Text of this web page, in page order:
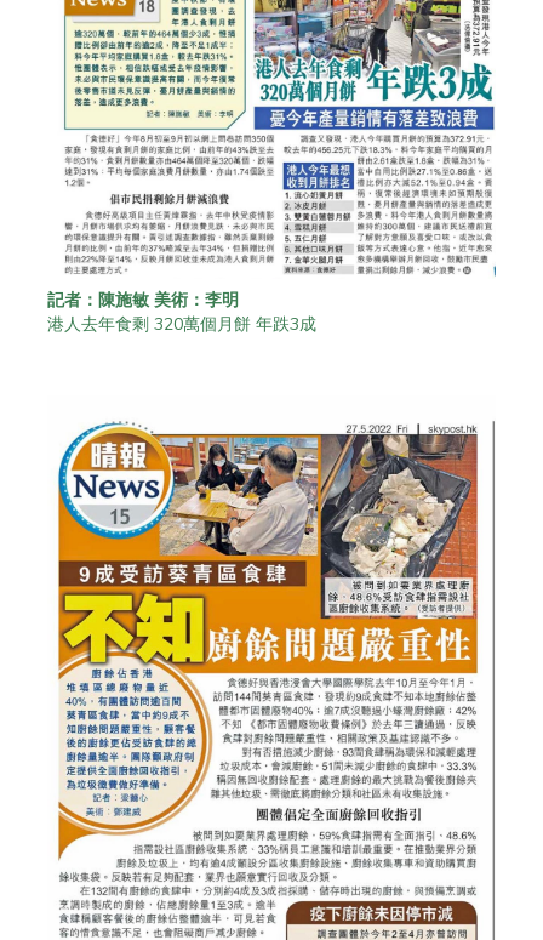
記者：陳施敏 美術：李明
港人去年食剩 320萬個月餅 年跌3成